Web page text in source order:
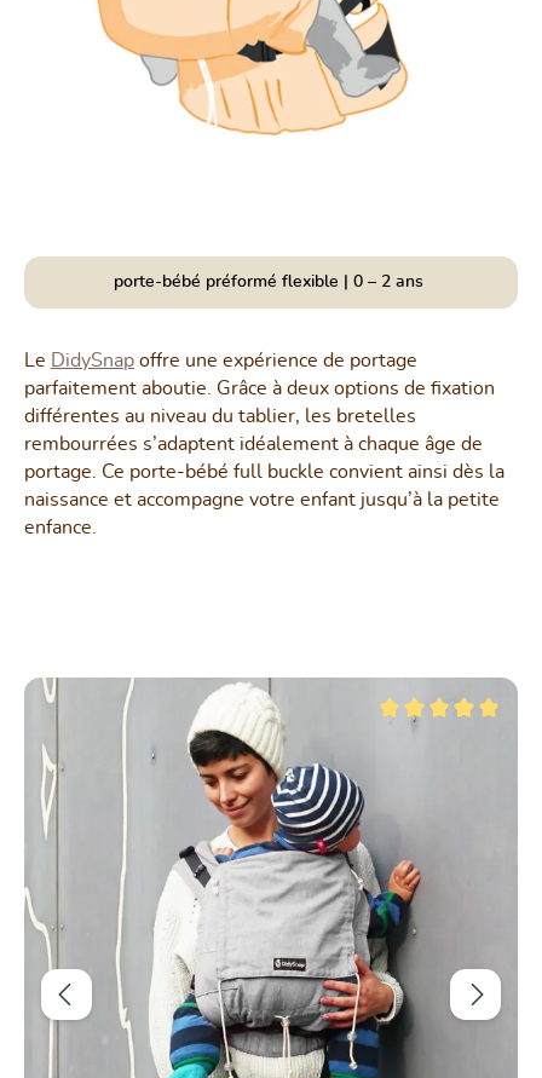
porte-bébé préformé flexible | 0 – 2 ans
Le DidySnap offre une expérience de portage
parfaitement aboutie. Grâce à deux options de fixation
différentes au niveau du tablier, les bretelles
rembourrées s’adaptent idéalement à chaque âge de
portage. Ce porte-bébé full buckle convient ainsi dès la
naissance et accompagne votre enfant jusqu’à la petite
enfance.
Ignorer la galerie de produits